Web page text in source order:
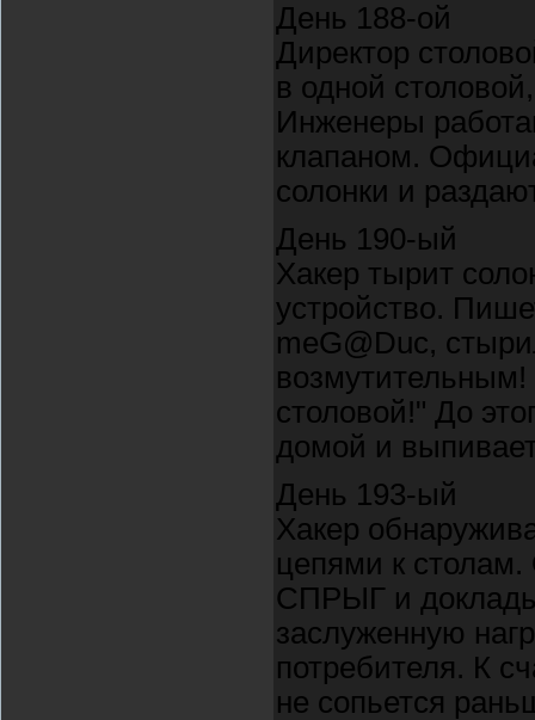
День 188-ой
Директор
в одной
Инженеры
клапаном.
солонки и
День 190-ый
Хакер тырит
устройство.
meG@Duc,
столовой!" До
домой и
День 193-ый
Хакер
цепями к столам.
СПРЫГ и
заслуженную
потребителя. К
не сопьется